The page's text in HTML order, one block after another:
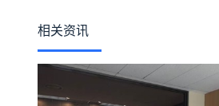
相关资讯